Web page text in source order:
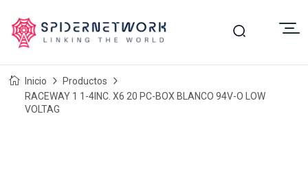
Inicio
Productos
RACEWAY 1 1-4INC. X6 20 PC-BOX BLANCO 94V-O LOW
VOLTAG